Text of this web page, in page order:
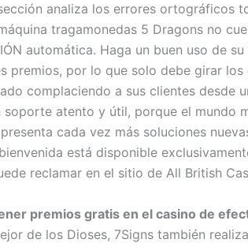
analiza los errores ortográficos
tragamonedas 5 Dragons no
automática. Haga un buen uso de
premios, por lo que solo debe girar los
complaciendo a sus clientes desde
soporte atento y útil, porque el mundo
cada vez más soluciones
está disponible
reclamar en el sitio de All British
premios gratis en el casino de
de los Dioses, 7Signs también